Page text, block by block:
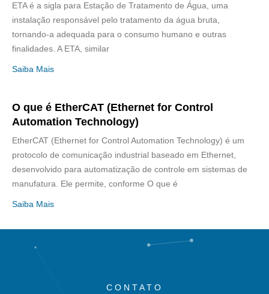
ETA é a sigla para Estação de Tratamento de Água, uma
instalação responsável pelo tratamento da água bruta,
tornando-a adequada para o consumo humano e outras
finalidades. A ETA, similar
Saiba Mais
O que é EtherCAT (Ethernet for Control
Automation Technology)
EtherCAT (Ethernet for Control Automation Technology) é um
protocolo de comunicação industrial baseado em Ethernet,
desenvolvido para automatização de controle em sistemas de
manufatura. Ele permite, conforme O que é
Saiba Mais
CONTATO